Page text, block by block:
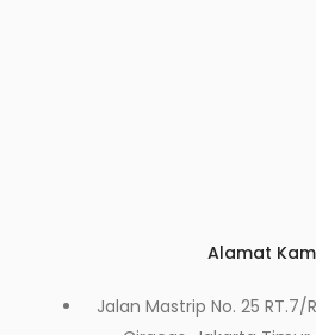
Alamat
Jalan Mastrip No. 25 RT.7/